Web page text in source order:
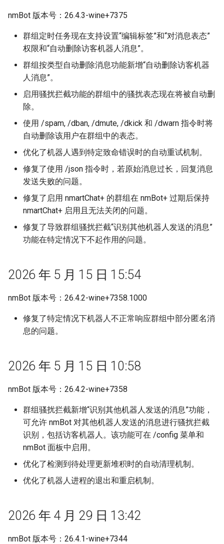
发言频率限制
关键词回复
按消息类型删除消息
群组娱乐功能
群组定时任务（原锁定模式）
banme
入群验证
频道透视眼
同频气氛组
自动识别并删除骚扰消息
nmBot 版本号：26.4.3-wine+7375
群组定时任务现在支持设置“编辑标签”和“对消息表态”
权限和“自动删除访客机器人消息”。
群组按类型自动删除消息功能新增“自动删除访客机器
人消息”。
启用骚扰拦截功能的群组中的骚扰表态现在将被自动删
除。
使用 /spam, /dban, /dmute, /dkick 和 /dwarn 指令时将
自动删除该用户在群组中的表态。
优化了机器人遇到特定致命错误时的自动重试机制。
修复了使用 /json 指令时，若原始消息过长，回复消息
发送失败的问题。
修复了启用 nmartChat+ 的群组在 nmBot+ 过期后保持
nmartChat+ 启用且无法关闭的问题。
修复了导致群组骚扰拦截“识别其他机器人发送的消息”
功能在特定情况下不起作用的问题。
2026 年 5 月 15 日 15:54
nmBot 版本号：26.4.2-wine+7358.1000
修复了特定情况下机器人不正常响应群组中部分匿名消
息的问题。
2026 年 5 月 15 日 10:58
nmBot 版本号：26.4.2-wine+7358
群组骚扰拦截新增“识别其他机器人发送的消息”功能，
可允许 nmBot 对其他机器人发送的消息进行骚扰拦截
识别，包括访客机器人。该功能可在 /config 菜单和
nmBot 面板中启用。
优化了检测到待处理更新堆积时的自动清理机制。
优化了机器人进程的退出和重启机制。
2026 年 4 月 29 日 13:42
nmBot 版本号：26.4.1-wine+7344